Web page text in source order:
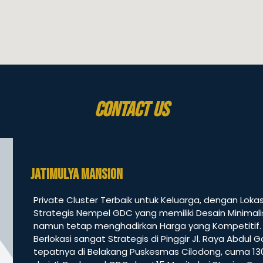
CONTACT US
Jatimulya Mansion
Private Cluster Terbaik untuk Keluarga, dengan
Strategis Nempel GDC yang memiliki Desain
namun tetap menghadirkan Harga yang Kompetitif.
Berlokasi sangat Strategis di Pinggir Jl. Raya Abdul
tepatnya di Belakang Puskesmas Cilodong, cuma